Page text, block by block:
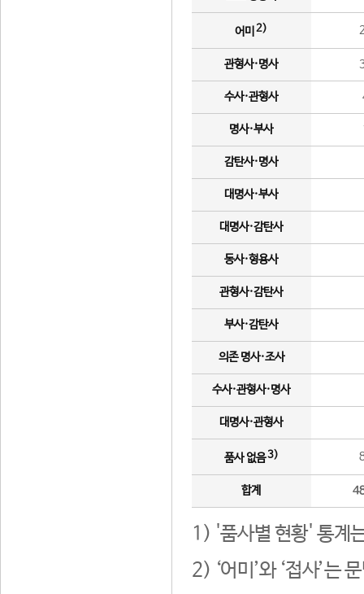
어미 2)
관형사·명사
수사·관형사
명사·부사
감탄사·명사
대명사·부사
대명사·감탄사
동사·형용사
관형사·감탄사
부사·감탄사
의존 명사·조사
수사·관형사·명사
대명사·관형사
품사 없음3)
합계
1) '품사별 현황' 통계
2) ‘어미’와 ‘접사’는